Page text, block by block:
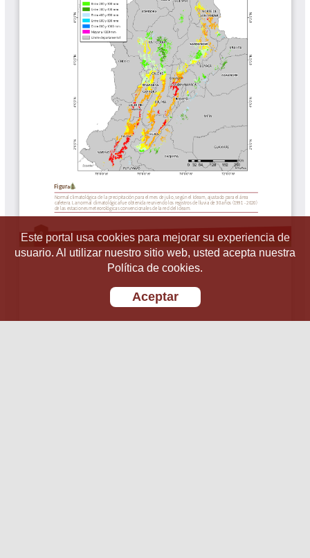
Este portal usa cookies para mejorar su experiencia de
usuario. Al utilizar nuestro sitio web, usted acepta nuestra
Política de cookies.
Aceptar